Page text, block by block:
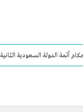
أئمة الدولة السعودية